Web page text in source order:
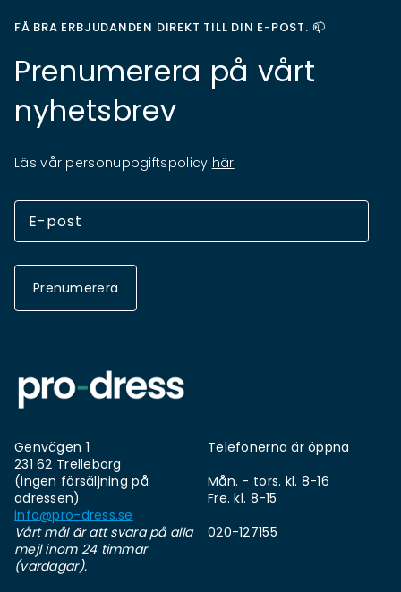
FÅ BRA ERBJUDANDEN DIREKT TILL DIN E-POST. 📫
Prenumerera på vårt
nyhetsbrev
Läs vår personuppgiftspolicy här
Prenumerera
Genvägen 1
231 62 Trelleborg
(ingen försäljning på
adressen)
info@pro-dress.se
Vårt mål är att svara på alla
mejl inom 24 timmar
(vardagar).
Telefonerna är öppna
Mån. - tors. kl. 8-16
Fre. kl. 8-15
020-127155